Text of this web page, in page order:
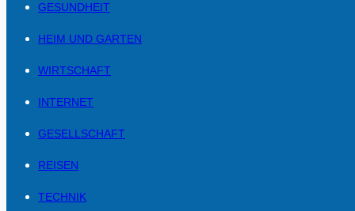
GESUNDHEIT
HEIM UND GARTEN
WIRTSCHAFT
INTERNET
GESELLSCHAFT
REISEN
TECHNIK